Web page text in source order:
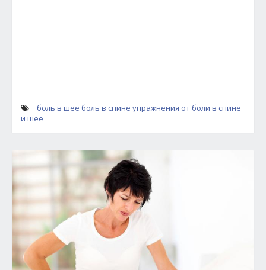
боль в шее боль в спине упражнения от боли в спине
и шее